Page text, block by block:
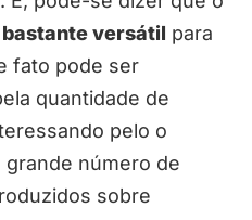
versátil para
fato pode ser
quantidade de
pelo o
número de
sobre